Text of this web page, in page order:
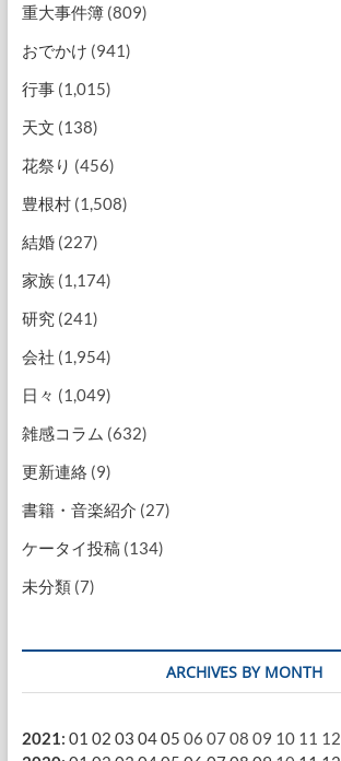
重大事件簿(809)
おでかけ (941)
行事(1,015)
天文 (138)
花祭り (456)
豊根村(1,508)
結婚(227)
家族(1,174)
研究(241)
会社 (1,954)
日々 (1,049)
雑感コラム (632)
更新連絡(9)
書籍・音楽紹介 (27)
ケータイ投稿(134)
未分類(7)
ARCHIVES BY MONTH
2021: 01 02 03 0405 06 07 08 09 10 11 12